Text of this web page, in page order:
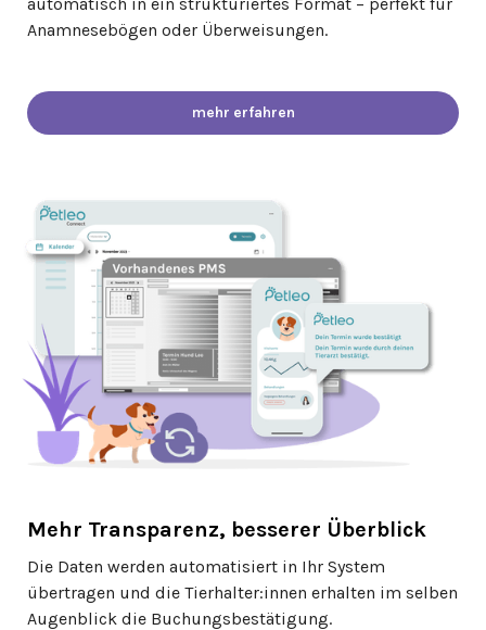
Anamnesebögen oder Überweisungen.
mehr erfahren
Mehr Transparenz, besserer Überblick
Die Daten werden automatisiert in Ihr System
übertragen und die Tierhalter:innen erhalten im selben
Augenblick die Buchungsbestätigung.